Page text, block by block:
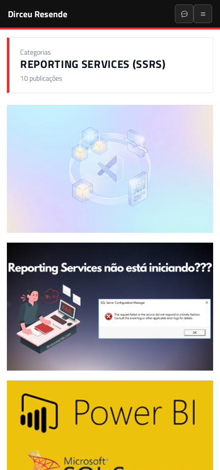
Dirceu Resende
Categorias
REPORTING SERVICES (SSRS)
10 publicações
Posso utilizar o Visual Studio Community
na minha empresa para desenvolver
Integration Services, Analysis Services e
Reporting Services?
10 de janeiro de 2026 9 min de leitura
SQL Server Reporting Services (SSRS)
travou e não inicia (timeout): The
requested failed or the service did not
respond in a timely fashion
28 de abril de 2021